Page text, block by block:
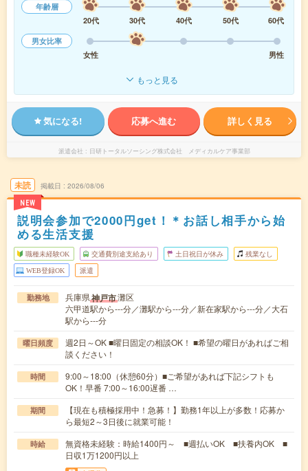
年齢層
20代
30代 40代 50代
60代
男女比率
女性
男性
もっと見る
気になる! 応募へ進む 詳しく見る
派遣会社 日研トータルソーシング株式会社 メディカルケア事業部
未読
NEW
掲載日 2026/08/06
説明会参加で2000円get！＊お話し相手から始
める生活支援
職種未経験OK 交通費別途支給あり 土日祝日が休み 残業なし
WEB登録OK 派遣
勤務地 兵庫県神戸市灘区
六甲道駅から---分／灘駅から---分／新在家駅から---分／大石
駅から---分
曜日頻度
週2日～OK ■曜日固定の相談OK！ ■希望の曜日があればご相
談ください！
時間
9:00～18:00（休憩60分）■ご希望があれば下記シフトも
OK！早番 7:00～16:00遅番 …
期間
【現在も積極採用中！急募！】勤務1年以上が多数！応募か
ら最短2～3日後に就業可能！
時給
無資格未経験：時給1400円～ ■週払いOK ■扶養内OK ■
日収1万1200円以上